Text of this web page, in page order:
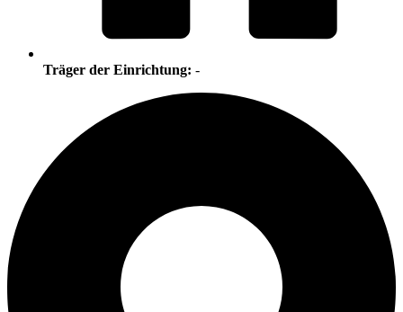
Träger der Einrichtung: -